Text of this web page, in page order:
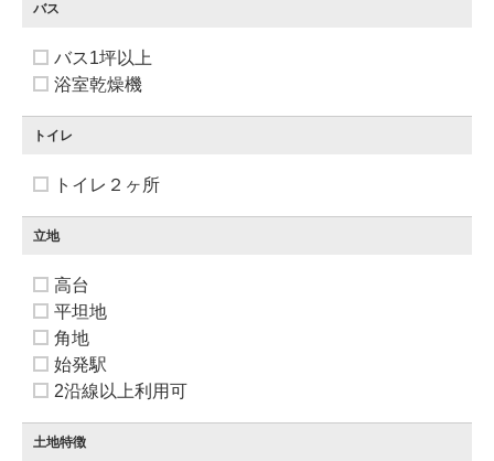
バス
バス1坪以上
浴室乾燥機
トイレ
トイレ２ヶ所
立地
高台
平坦地
角地
始発駅
2沿線以上利用可
土地特徴